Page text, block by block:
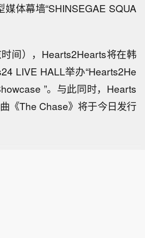
媒体幕墙“SHINSEGAE SQUA
间），Hearts2Hearts将在韩
LIVE HALL举办“Hearts2He
”。与此同时，Hearts
《The Chase》将于今日发行